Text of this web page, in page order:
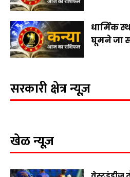
धार्मिक
घूमने जा
सरकारी क्षेत्र न्यूज़
खेळ न्यूज़